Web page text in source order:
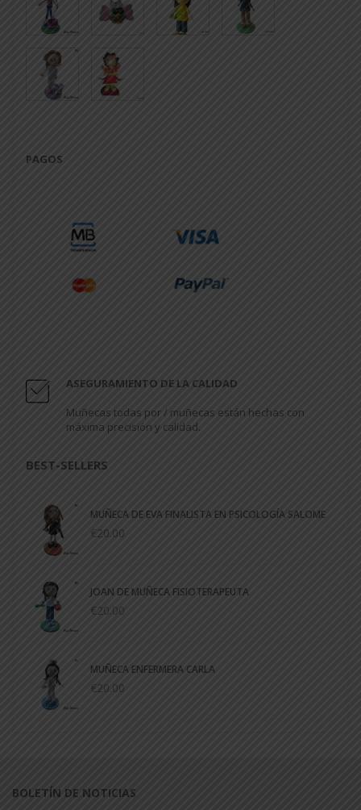
PAGOS
ASEGURAMIENTO DE LA CALIDAD
Muñecas todas por / muñecas están hechas con
máxima precisión y calidad.
BEST-SELLERS
MUÑECA DE EVA FINALISTA EN PSICOLOGÍA SALOME
€20.00
JOAN DE MUÑECA FISIOTERAPEUTA
€20.00
MUÑECA ENFERMERA CARLA
€20.00
BOLETÍN DE NOTICIAS